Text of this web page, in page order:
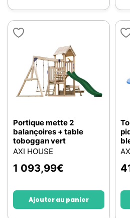
Portique mette 2
balançoires + table
toboggan vert
AXI HOUSE
1 093,99€
Ajouter au panier